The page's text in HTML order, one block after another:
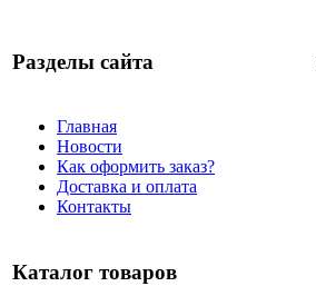
Разделы сайта
Главная
Новости
Как оформить заказ?
Доставка и оплата
Контакты
Каталог товаров